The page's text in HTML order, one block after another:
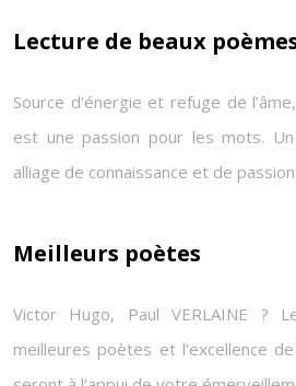
Lecture de beaux
Source d’énergie et refuge de
est une passion pour les mots.
alliage de connaissance et de passion.
Meilleurs poètes
Victor Hugo, Paul VERLAINE ?
meilleures poètes et l’excellence